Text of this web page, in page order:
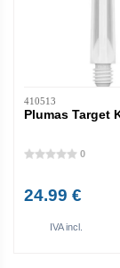
410513
Plumas Target
0
24.99 €
IVA incl.